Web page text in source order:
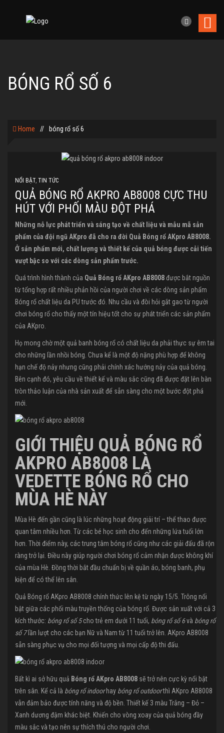
BÓNG RỔ SỐ 6
Home // bóng rổ số 6
NỔI BẬT, TIN TỨC
QUẢ BÓNG RỔ AKPRO AB8008 CỰC THU
HÚT VỚI PHỐI MÀU ĐỘT PHÁ
Những nỗ lực phát triển và sáng tạo về chất liệu và mẫu mã sản
phẩm của đội ngũ AKpro đã cho ra đời Quả Bóng rổ AKpro AB8008.
Ở sản phẩm mới, chất lượng và thiết kế của quả bóng được cải tiến
vượt bậc so với các dòng sản phẩm trước.
Quá trình hình thành của Quả Bóng rổ AKpro AB8008được bắt nguồn
từ tổng hợp rất nhiều phản hồi của người chơi về các dòng sản phẩm
Bóng rổ chất liệu da PU trước đó. Nhu cầu và đòi hỏi gắt gao từ người
chơi bóng rổ cho thấy một tín hiệu tốt cho sự phát triển các sản phẩm
của AKpro.
Họ mong chờ một quả banh bóng rổ có chất liệu da phải thực sự êm tai
cho những lần nhồi bóng. Chưa kể là một độ nặng phù hợp để không
hạn chế độ nảy nhưng cũng phải chính xác hướng nảy của quả bóng.
Bên cạnh đó, yêu cầu về thiết kế và màu sắc cũng đã được đặt lên bàn
tròn thảo luận của nhà sản xuất để sẵn sàng cho một bước đột phá
mới.
GIỚI THIỆU QUẢ BÓNG RỔ
AKPRO AB8008 LÀ
VEDETTE BÓNG RỔ CHO
MÙA HÈ NÀY
Mùa Hè đến gần cũng là lúc những hoạt động giải trí – thể thao được
quan tâm nhiều hơn. Từ các bé học sinh cho đến những lứa tuổi lớn
hơn. Thời điểm này, các trung tâm bóng rổ cũng như các giải đấu đã rộn
ràng trở lại. Điều này giúp người chơi bóng rổ cảm nhận được không khí
của mùa Hè. Đồng thời bắt đầu chuẩn bị về quần áo, bóng banh, phụ
kiện để có thể lên sân.
Quả Bóng rổ AKpro AB8008 chính thức lên kệ từ ngày 15/5. Trông nổi
bật giữa các phối màu truyền thống của bóng rổ. Được sản xuất với cả 3
kích thước: bóng rổ số 5cho trẻ em dưới 11 tuổi, bóng rổ số 6và bóng rổ
số 7lần lượt cho các bạn Nữ và Nam từ 11 tuổi trở lên. AKpro AB8008
sẵn sàng phục vụ cho mọi đối tượng và mọi cấp độ thi đấu.
Bất kì ai sở hữu quả Bóng rổ AKpro AB8008 sẽ trở nên cực kỳ nổi bật
trên sân. Kể cả là bóng rổ indoorhay bóng rổ outdoorthì AKpro AB8008
vẫn đảm bảo được tính năng và độ bền. Thiết kế 3 màu Trắng – Đỏ –
Xanh dương đậm khác biệt. Khiến cho vòng xoay của quả bóng đầy
màu sắc và tạo nên sự thích thú cho người chơi.